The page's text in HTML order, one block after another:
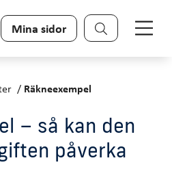
Sök
Mina sidor
Räkneexempel
– så kan den
påverka